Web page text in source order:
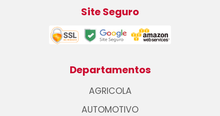
Site Seguro
Departamentos
AGRICOLA
AUTOMOTIVO